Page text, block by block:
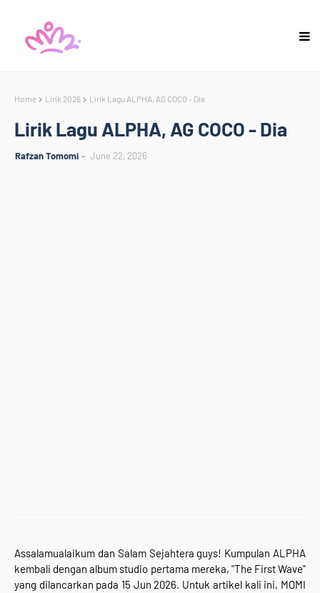
Home Lirik 2026 Lirik Lagu ALPHA, AG COCO - Dia
Lirik Lagu ALPHA, AG COCO - Dia
Rafzan Tomomi June 22, 2026
Assalamualaikum dan Salam Sejahtera guys! Kumpulan ALPHA
kembali dengan album studio pertama mereka, "The First Wave"
yang dilancarkan pada 15 Jun 2026. Untuk artikel kali ini, MOMI